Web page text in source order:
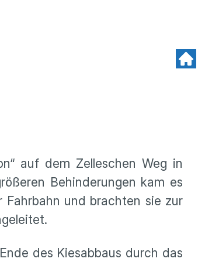
auf dem Zelleschen Weg in
Behinderungen kam es
und brachten sie zur
des Kiesabbaus durch das